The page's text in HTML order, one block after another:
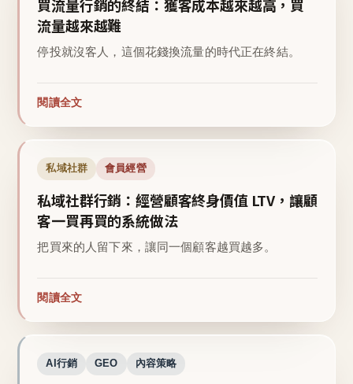
買流量行銷的終結：獲客成本越來越高，買
流量越來越難
停投就沒客人，這個花錢換流量的時代正在終結。
閱讀全文
私域社群 會員經營
私域社群行銷：經營顧客終身價值 LTV，讓顧
客一買再買的系統做法
把買來的人留下來，讓同一個顧客越買越多。
閱讀全文
AI行銷 GEO 內容策略